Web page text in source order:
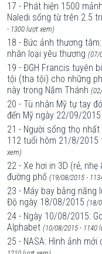
17 - Phát hiện 1500
Naledi sống từ trên 2.5
- 1300 lượt xem)
18 - Bức ảnh thương
nhân loại yêu thương (07/
19 - ĐGH Francis tuyên
tội (tha tội) cho những
này trong Năm Thánh
20 - Tù nhân Mỹ tự tay
đến Mỹ ngày 22/09/2015
21 - Người sống thọ
112 tuổi hôm 21/8/2015
xem)
22 - Xe hơi in 3D (rẻ,
đường phố (19/08/2015 -
23 - Máy bay bằng
Độ ngày 18/08/2015 (18/
24 - Ngày 10/08/2015:
Alphabet (10/08/2015 - 1140
25 - NASA: Hình ảnh